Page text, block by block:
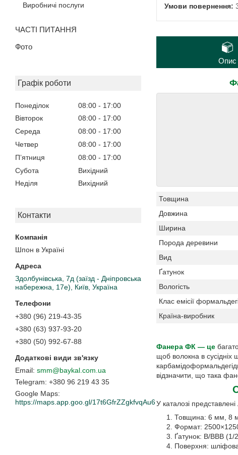
Виробничі послуги
ЧАСТІ ПИТАННЯ
Фото
Графік роботи
Понеділок 08:00
17:00
Вівторок
08:00
17:00
Середа
08:00
17:00
Четвер
08:00
17:00
Пʼятниця
08:00
17:00
Субота
Вихідний
Неділя
Вихідний
Контакти
Шпон в Україні
Здолбунівська, 7д (заїзд - Дніпровська
набережна, 17е), Київ, Україна
+380 (96) 219-43-35
+380 (63) 937-93-20
+380 (50) 992-67-88
smm@baykal.com.ua
+380 96 219 43 35
Google Maps
https://maps.app.goo.gl/17t6GfrZZgkfvqAu6
Опис
Товщина
Довжина
Ширина
Порода деревини
Вид
Ґатунок
Вологість
Клас емісії
Країна-виробник
Фанера ФК — це
щоб волокна в
відзначити, що така
У каталозі
Товщина: 6 мм, 8
Формат:
Ґатунок: В/ВВВ (1/
Поверхня: